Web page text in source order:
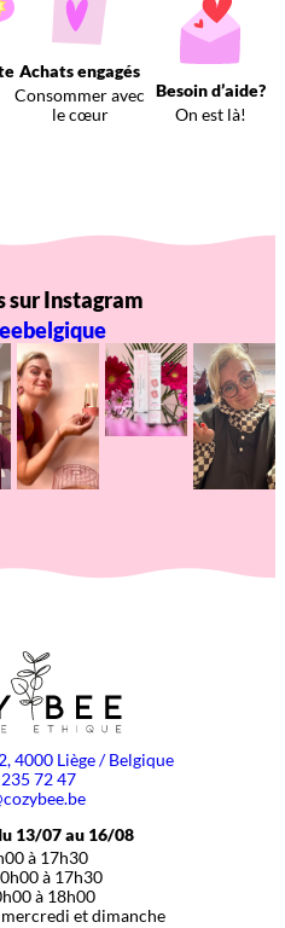
Achats engagés
Consommer avec
le cœur
Besoin d’aide?
On est là!
sur Instagram
4000 Liège / Belgique
72 47
13/07 au 16/08
à 17h30
à 17h30
à 18h00
et dimanche